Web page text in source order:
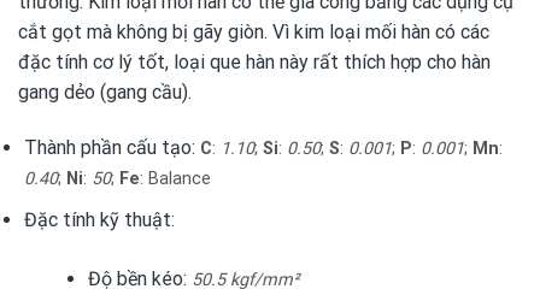
cắt gọt mà không bị gãy giòn. Vì kim loại mối hàn có các
đặc tính cơ lý tốt, loại que hàn này rất thích hợp cho hàn
gang dẻo (gang cầu).
Thành phần cấu tạo: C: 1.10; Si: 0.50; S: 0.001; P: 0.001; Mn:
0.40; Ni: 50; Fe: Balance
Đặc tính kỹ thuật:
Độ bền kéo: 50.5 kgf/mm²